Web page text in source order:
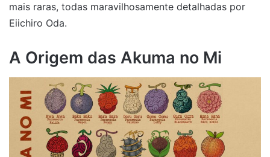
mais raras, todas maravilhosamente detalhadas por
Eiichiro Oda.
A Origem das Akuma no Mi